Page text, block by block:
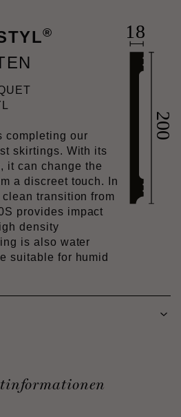
®
completing our
skirtings. With its
it can change the
a discreet touch. In
transition from
provides impact
density
is also water
suitable for humid